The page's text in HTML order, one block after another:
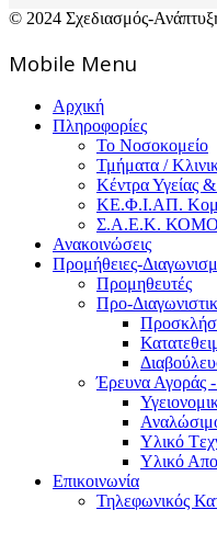
© 2024 Σχεδιασμός-
Mοbile Menu
Αρχική
Πληροφορίες
Το Νοσοκομείο
Τμήματα /
Κέντρα Υγείας
ΚΕ.Φ.Ι.ΑΠ.
Σ.Α.Ε.Κ.
Ανακοινώσεις
Προμήθειες-
Προμηθευτές
Προ-
Έρευνα Αγοράς
Υλικό
Υλικό
Επικοινωνία
Τηλεφωνικός